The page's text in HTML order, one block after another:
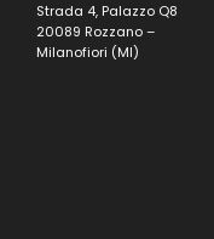
Strada 4, Palazzo Q8
20089 Rozzano –
Milanofiori (MI)